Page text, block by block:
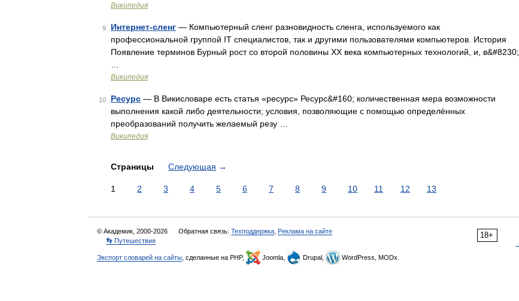
Википедия
9 Интернет-сленг — Компьютерный сленг разновидность сленга, используемого как
профессиональной группой IT специалистов, так и другими пользователями компьютеров. История
Появление терминов Бурный рост со второй половины XX века компьютерных технологий, и, в&#8230;
Википедия
10 Ресурс — В Викисловаре есть статья «ресурс» Ресурс&#160; количественная мера возможности
выполнения какой либо деятельности; условия, позволяющие с помощью определённых
преобразований получить желаемый резу …
Википедия
Страницы Следующая →
1 2 3 4 5 6 7 8 9 10 11 12 13
18+
© Академик, 2000-2026 Обратная связь: Техподдержка Реклама на сайте
👣 Путешествия
Экспорт словарей на сайты , сделанные на PHP, Joomla, Drupal, WordPress, MODx.